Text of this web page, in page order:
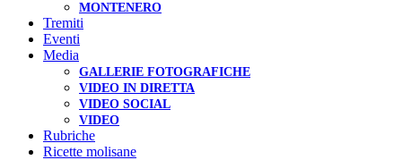
MONTENERO
Tremiti
Eventi
Media
GALLERIE FOTOGRAFICHE
VIDEO IN DIRETTA
VIDEO SOCIAL
VIDEO
Rubriche
Ricette molisane